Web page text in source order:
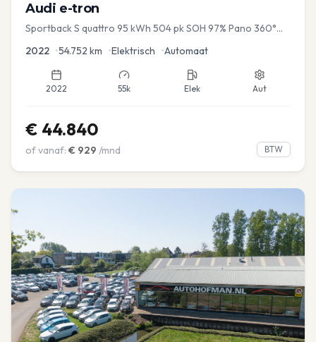
Audi e-tron
Sportback S quattro 95 kWh 504 pk SOH 97% Pano 360°
2022 •54.752 km •Elektrisch •Automaat
2022 55k Elek Aut
€ 44.840
of vanaf: € 929 /mnd BTW